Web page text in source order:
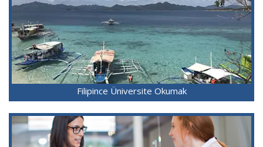
Filipince Üniversite Okumak